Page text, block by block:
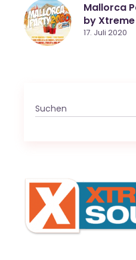
Mallorca
by
17. Juli 2020
Search
for: